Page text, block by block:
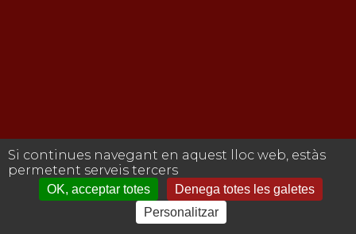
Si continues navegant en aquest lloc web, estàs
permetent serveis tercers
OK, acceptar totes
Denega totes les galetes
Personalitzar